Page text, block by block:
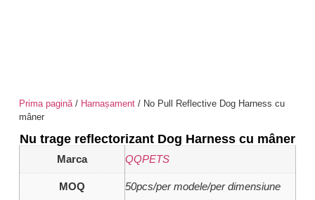
Prima pagină/ Harnașament/ No Pull Reflective Dog Harness cu
mâner
Nu trage reflectorizant Dog Harness cu mâner
Marca QQPETS
MOQ 50pcs/per modele/per dimensiune